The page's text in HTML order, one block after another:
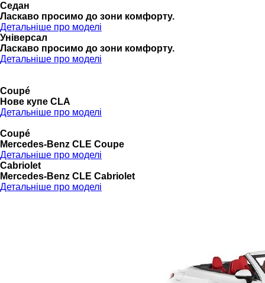
Седан
Ласкаво просимо до зони комфорту.
Детальніше про моделі
Універсал
Ласкаво просимо до зони комфорту.
Детальніше про моделі
Coupé
Нове купе CLA
Детальніше про моделі
Coupé
Mercedes-Benz CLE Coupe
Детальніше про моделі
Cabriolet
Mercedes-Benz CLE Cabriolet
Детальніше про моделі